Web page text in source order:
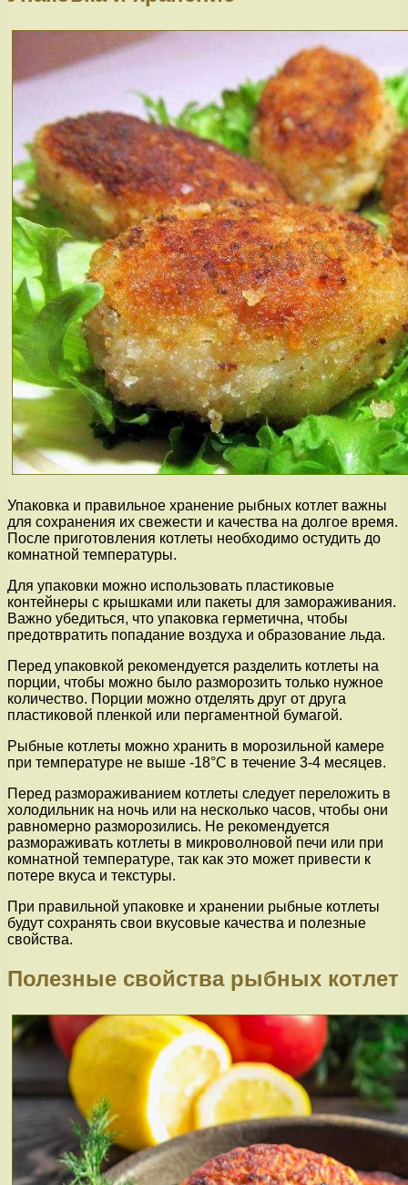
Упаковка и правильное хранение рыбных котлет важны
для сохранения их свежести и качества на долгое время.
После приготовления котлеты необходимо остудить до
комнатной температуры.
Для упаковки можно использовать пластиковые
контейнеры с крышками или пакеты для замораживания.
Важно убедиться, что упаковка герметична, чтобы
предотвратить попадание воздуха и образование льда.
Перед упаковкой рекомендуется разделить котлеты на
порции, чтобы можно было разморозить только нужное
количество. Порции можно отделять друг от друга
пластиковой пленкой или пергаментной бумагой.
Рыбные котлеты можно хранить в морозильной камере
при температуре не выше -18°C в течение 3-4 месяцев.
Перед размораживанием котлеты следует переложить в
холодильник на ночь или на несколько часов, чтобы они
равномерно разморозились. Не рекомендуется
размораживать котлеты в микроволновой печи или при
комнатной температуре, так как это может привести к
потере вкуса и текстуры.
При правильной упаковке и хранении рыбные котлеты
будут сохранять свои вкусовые качества и полезные
свойства.
Полезные свойства рыбных котлет